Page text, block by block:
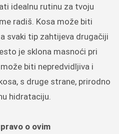
idealnu rutinu za tvoju
radiš. Kosa može biti
svaki tip zahtijeva drugačiji
je sklona masnoći pri
biti nepredvidljiva i
s druge strane, prirodno
hidrataciju.
o ovim